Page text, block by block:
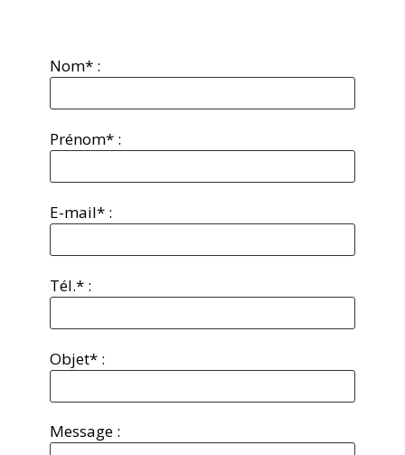
Nom* :
Prénom* :
E-mail* :
Tél.* :
Objet* :
Message :